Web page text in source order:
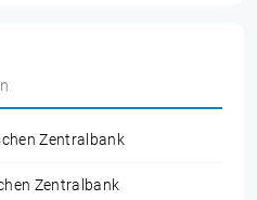
Zentralbank
Zentralbank